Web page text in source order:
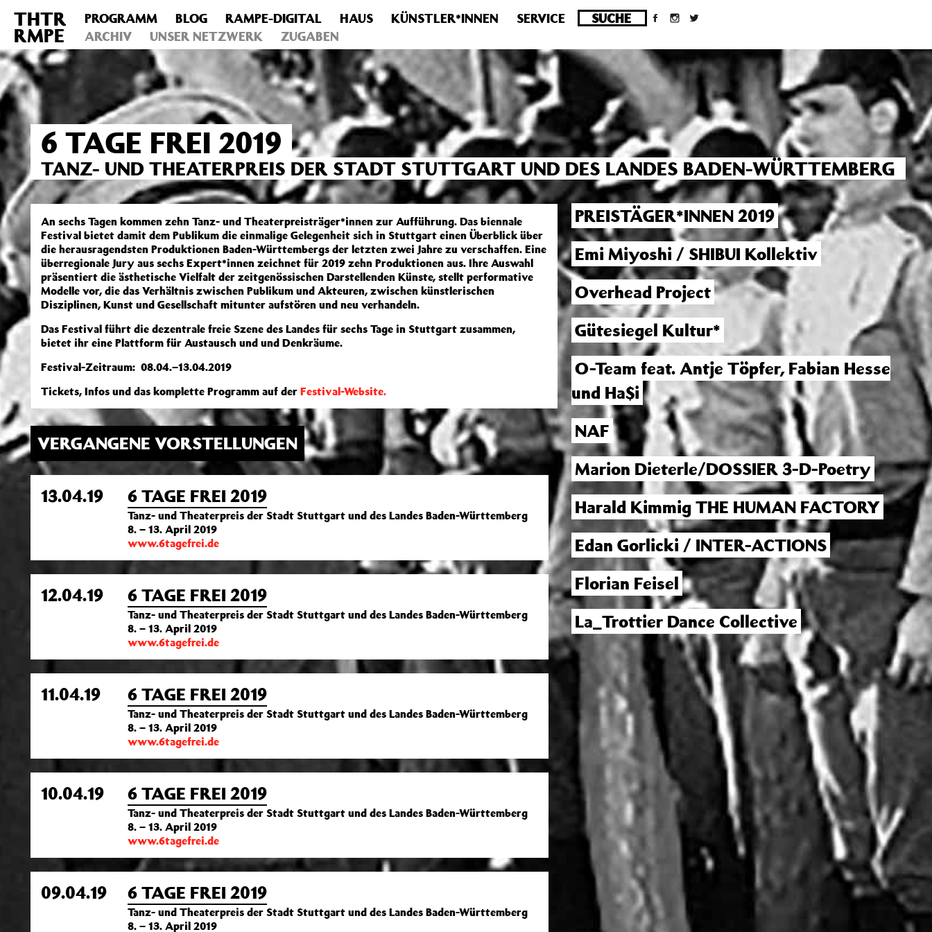
Deprecated : Die Funktion post_permalink ist seit Version 4.4.0 veraltet! Verwende stattdessen get_permalink(). in
/homepages/10/d43051023/htdocs/wordpress/wp-
includes/functions.phpon line6031
THTR
RMPE
PROGRAMM BLOG RAMPE-DIGITAL HAUS KÜNSTLER*INNEN
SERVICE
ARCHIV
UNSER NETZWERK ZUGABEN
6 TAGE FREI 2019
TANZ- UND THEATERPREIS DER STADT STUTTGART UND DES LANDES BADEN-WÜRTTEMBERG
An sechs Tagen kommen zehn Tanz- und Theaterpreisträger*innen zur Aufführung. Das biennale
Festival bietet damit dem Publikum die einmalige Gelegenheit sich in Stuttgart einen Überblick über
die herausragendsten Produktionen Baden-Württembergs der letzten zwei Jahre zu verschaffen. Eine
überregionale Jury aus sechs Expert*innen zeichnet für 2019 zehn Produktionen aus. Ihre Auswahl
präsentiert die ästhetische Vielfalt der zeitgenössischen Darstellenden Künste, stellt performative
Modelle vor, die das Verhältnis zwischen Publikum und Akteuren, zwischen künstlerischen
Disziplinen, Kunst und Gesellschaft mitunter aufstören und neu verhandeln.
Das Festival führt die dezentrale freie Szene des Landes für sechs Tage in Stuttgart zusammen,
bietet ihr eine Plattform für Austausch und und Denkräume.
Festival-Zeitraum: 08.04.–13.04.2019
Tickets, Infos und das komplette Programm auf der Festival-Website.
VERGANGENE VORSTELLUNGEN
13.04.19 6 TAGE FREI 2019
Tanz- und Theaterpreis der Stadt Stuttgart und des Landes Baden-Württemberg
8. – 13. April 2019
www.6tagefrei.de
12.04.19 6 TAGE FREI 2019
Tanz- und Theaterpreis der Stadt Stuttgart und des Landes Baden-Württemberg
8. – 13. April 2019
www.6tagefrei.de
11.04.19 6 TAGE FREI 2019
Tanz- und Theaterpreis der Stadt Stuttgart und des Landes Baden-Württemberg
8. – 13. April 2019
www.6tagefrei.de
10.04.19 6 TAGE FREI 2019
Tanz- und Theaterpreis der Stadt Stuttgart und des Landes Baden-Württemberg
8. – 13. April 2019
www.6tagefrei.de
09.04.19 6 TAGE FREI 2019
Tanz- und Theaterpreis der Stadt Stuttgart und des Landes Baden-Württemberg
8. – 13. April 2019
PREISTÄGER*INNEN 2019
Emi Miyoshi / SHIBUI Kollektiv
Overhead Project
Gütesiegel Kultur*
O-Team feat. Antje Töpfer, Fabian Hesse
und Ha$i
NAF
Marion Dieterle/DOSSIER 3-D-Poetry
Harald Kimmig THE HUMAN FACTORY
Edan Gorlicki / INTER-ACTIONS
Florian Feisel
La_Trottier Dance Collective